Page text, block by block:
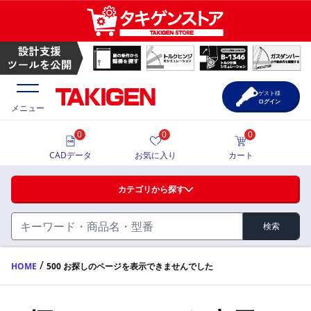
ハンドル・取手・つまみ・周辺機器
FA・A
蝶番・ステー・周辺機器
価格一覧
製品カタログ
メニュー
カテゴリから探す
検索
0
CADデータ
0
お気に入り
0
カート
ゲスト様
ログイン
HOME / 500 お探しのページを表示できませんでした